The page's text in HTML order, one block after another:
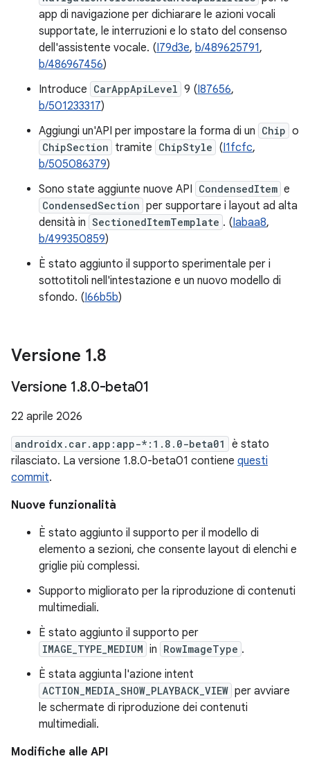
app di navigazione per dichiarare le azioni vocali
supportate, le interruzioni e lo stato del consenso
dell'assistente vocale. (I79d3e, b/489625791,
b/486967456)
Introduce CarAppApiLevel 9 (I87656,
b/501233317)
Aggiungi un'API per impostare la forma di un Chip o
ChipSection tramite ChipStyle (I1fcfc,
b/505086379)
Sono state aggiunte nuove API CondensedItem e
CondensedSection per supportare i layout ad alta
densità in SectionedItemTemplate . (Iabaa8,
b/499350859)
È stato aggiunto il supporto sperimentale per i
sottotitoli nell'intestazione e un nuovo modello di
sfondo. (I66b5b)
Versione 1.8
Versione 1.8.0-beta01
22 aprile 2026
androidx.car.app:app-*:1.8.0-beta01
è stato
rilasciato. La versione 1.8.0-beta01 contiene questi
commit.
Nuove funzionalità
È stato aggiunto il supporto per il modello di
elemento a sezioni, che consente layout di elenchi e
griglie più complessi.
Supporto migliorato per la riproduzione di contenuti
multimediali.
È stato aggiunto il supporto per
IMAGE_TYPE_MEDIUM in RowImageType .
È stata aggiunta l'azione intent
ACTION_MEDIA_SHOW_PLAYBACK_VIEW per avviare
le schermate di riproduzione dei contenuti
multimediali.
Modifiche alle API